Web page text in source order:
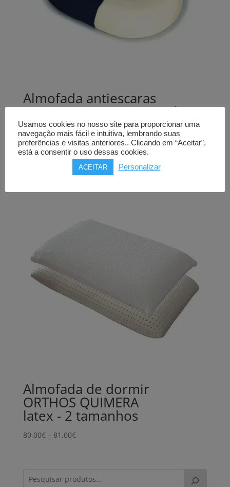
Almofada antiescaras
AYUDAS DINAMICAS oval,
espuma
45,00€
Almofada de dormir
ORTHOS QUIMERA
latex - 2 tamanhos
80,00€ – 81,00€Price
81,00€
Usamos cookies no nosso site para proporcionar uma
navegação mais fácil e intuitiva, lembrando suas
preferências e visitas anteriores.. Clicando em “Aceitar”,
está a consentir o uso dessas cookies.
ACEITAR Personalizar